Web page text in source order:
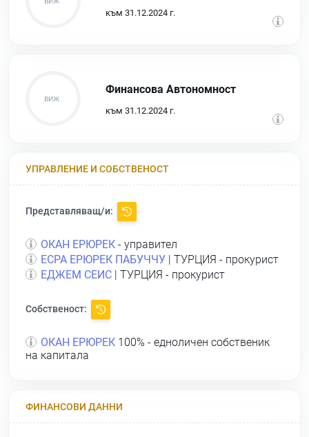
към 31.12.2024 г.
Финансова Автономност
към 31.12.2024 г.
УПРАВЛЕНИЕ И СОБСТВЕНОСТ
Представляващ/и:
ОКАН ЕРЮРЕК - управител
ЕСРА ЕРЮРЕК ПАБУЧЧУ | ТУРЦИЯ - прокурист
ЕДЖЕМ СЕИС | ТУРЦИЯ - прокурист
Собственост:
ОКАН ЕРЮРЕК 100% - едноличен собственик
на капитала
ФИНАНСОВИ ДАННИ